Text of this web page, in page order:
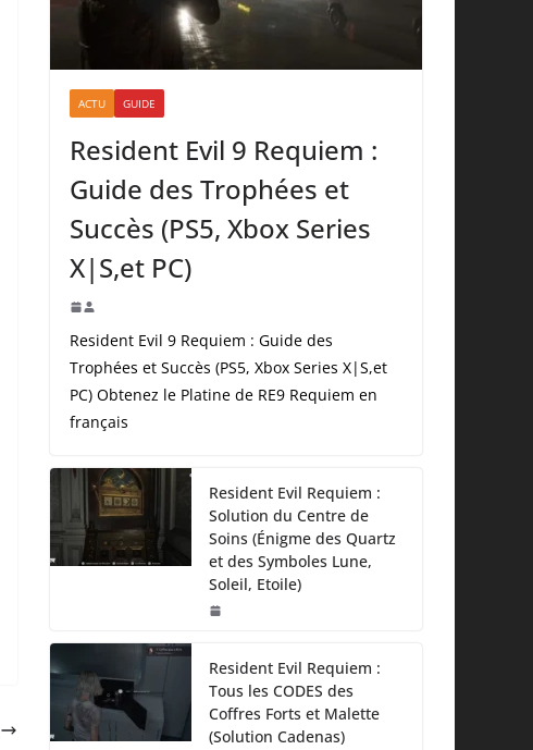
ACTU GUIDE
Resident Evil 9 Requiem :
Guide des Trophées et
Succès (PS5, Xbox Series
X|S,et PC)
Resident Evil 9 Requiem : Guide des
Trophées et Succès (PS5, Xbox Series X|S,et
PC) Obtenez le Platine de RE9 Requiem en
français
Resident Evil Requiem :
Solution du Centre de
Soins (Énigme des Quartz
et des Symboles Lune,
Soleil, Etoile)
Resident Evil Requiem :
Tous les CODES des
Coffres Forts et Malette
(Solution Cadenas)